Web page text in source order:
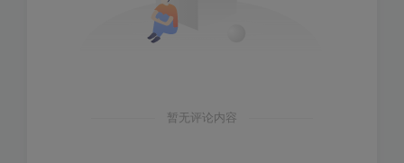
暂无评论内容